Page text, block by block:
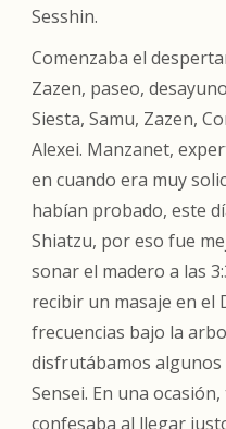
Sesshin.
Comenzaba el
Zazen, paseo,
Siesta, Samu, Zazen,
Alexei. Manzanet,
en cuando era muy
habían probado, este
Shiatzu, por eso fue
sonar el madero a las
recibir un masaje en el
frecuencias bajo la
disfrutábamos algunos
Sensei. En una
confesaba al llegar